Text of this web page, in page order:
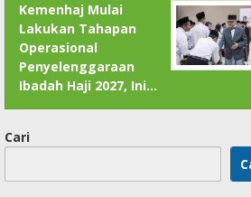
Kemenhaj Mulai
Lakukan Tahapan
Operasional
Penyelenggaraan
Ibadah Haji 2027, Ini…
Cari